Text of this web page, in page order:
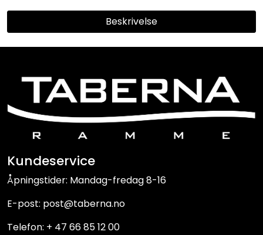
Beskrivelse
Kundeservice
Åpningstider: Mandag-fredag 8-16
E-post: post@taberna.no
Telefon: + 47 66 85 12 00